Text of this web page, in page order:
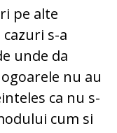
pe alte
s-a
unde da
nu au
ca nu s-
cum si